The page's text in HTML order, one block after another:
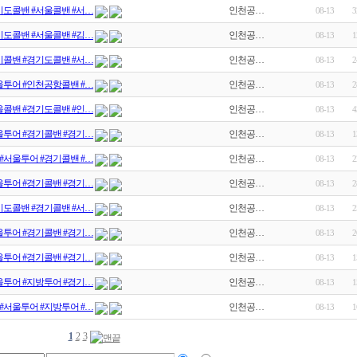
도콜밴 #서울콜밴 #서… 인천공… 08-13
도콜밴 #서울콜밴 #김… 인천공… 08-13
콜밴 #경기도콜밴 #서… 인천공… 08-13
투어 #인천공항콜밴 #… 인천공… 08-13
콜밴 #경기도콜밴 #인… 인천공… 08-13
투어 #경기콜밴 #경기… 인천공… 08-13
서울투어 #경기콜밴 #… 인천공… 08-13
투어 #경기콜밴 #경기… 인천공… 08-13
도콜밴 #경기콜밴 #서… 인천공… 08-13
투어 #경기콜밴 #경기… 인천공… 08-13
투어 #경기콜밴 #경기… 인천공… 08-13
투어 #지방투어 #경기… 인천공… 08-13
서울투어 #지방투어 #… 인천공… 08-13
1 2 3